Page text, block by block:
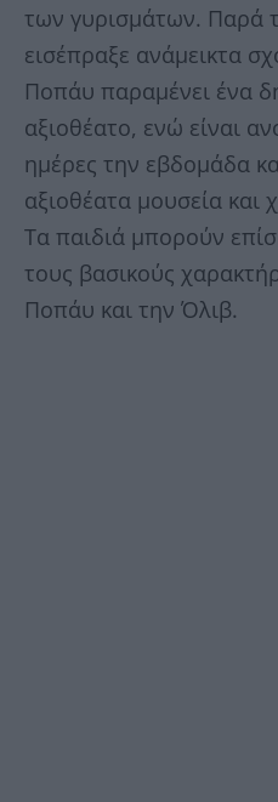
των γυρισμάτων. Παρά
εισέπραξε ανάμεικτα
Ποπάυ παραμένει ένα
αξιοθέατο, ενώ είναι
ημέρες την εβδομάδα
αξιοθέατα μουσεία και
Τα παιδιά μπορούν
τους βασικούς
Ποπάυ και την Όλιβ.